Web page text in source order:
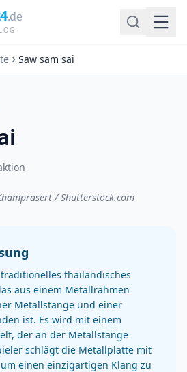
.de
Saw sam sai
/ Shutterstock.com
thailändisches
aus einem Metallrahmen
Metallstange und einer
ist. Es wird mit einem
der an der Metallstange
schlägt die Metallplatte mit
einen einzigartigen Klang zu